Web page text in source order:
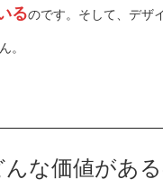
るのです。そして、デザ
。
な価値があ